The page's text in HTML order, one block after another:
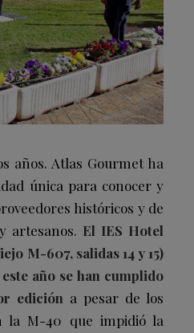
años. Atlas Gourmet ha
única para conocer y
históricos y de
artesanos. El IES Hotel
M-607, salidas 14 y 15)
año se han cumplido
edición a pesar de los
la M-40 que impidió la